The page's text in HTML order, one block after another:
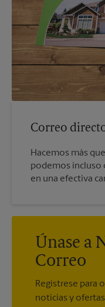
Correo
Hacemos más
podemos incluso
en una efectiva
Únase a
Correo
Regístrese para
noticias y ofertas